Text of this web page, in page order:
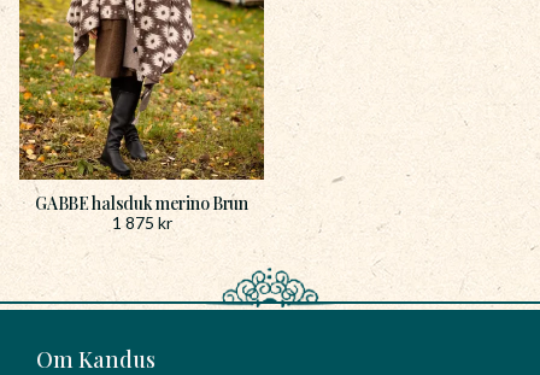
GABBE halsduk merino Brun
1 875 kr
Om Kandus